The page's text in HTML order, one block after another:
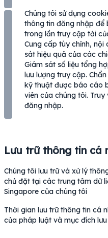
Chúng tôi sử dụng
thông tin đăng nhập để
trong lần truy cập tới
Cung cấp tùy chỉnh, nội
sát hiệu quả của các
Giám sát số liệu tổng
lưu lượng truy cập.
kỹ thuật được báo cáo
viên của chúng tôi.
đăng nhập.
Lưu trữ thông tin cá
Chúng tôi lưu trữ và xử lý
chủ đặt tại các trung tâm dữ
Singapore của chúng tôi
Thời gian lưu trữ thông tin cá
của pháp luật và mục đích